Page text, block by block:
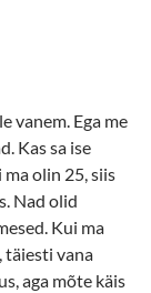
vanem. Ega me
Kas sa ise
olin 25, siis
Nad olid
Kui ma
täiesti vana
aga mõte käis